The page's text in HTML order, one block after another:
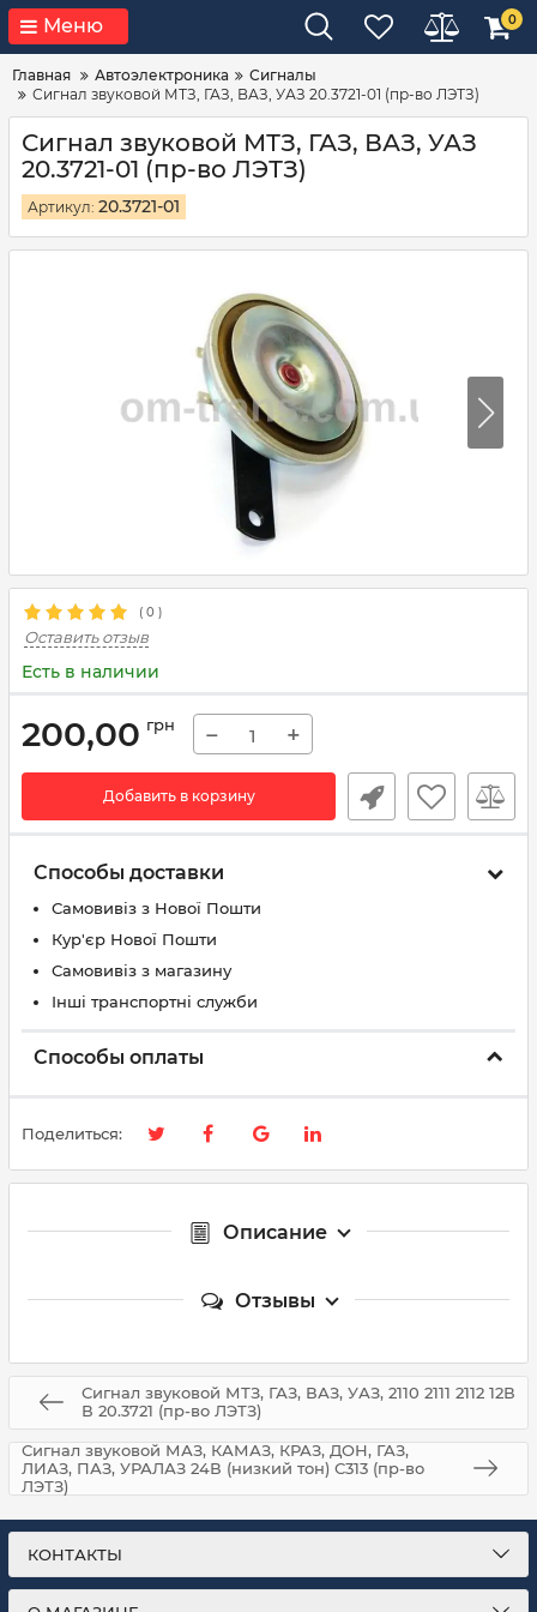
Меню 0
Главная Автоэлектроника
Сигналы
Сигнал звуковой МТЗ, ГАЗ, ВАЗ, УАЗ 20.3721-01 (пр-во ЛЭТЗ)
Сигнал звуковой МТЗ, ГАЗ, ВАЗ, УАЗ
20.3721-01 (пр-во ЛЭТЗ)
Артикул: 20.3721-01
( 0 )
Оставить отзыв
Есть в наличии
200,00 грн − +
Добавить в корзину
Способы доставки
Самовивіз з Нової Пошти
Кур'єр Нової Пошти
Самовивіз з магазину
Інші транспортні служби
Способы оплаты
Поделиться:
Описание
Отзывы
Сигнал звуковой МТЗ, ГАЗ, ВАЗ, УАЗ, 2110 2111 2112 12В
В 20.3721 (пр-во ЛЭТЗ)
Сигнал звуковой МАЗ, КАМАЗ, КРАЗ, ДОН, ГАЗ,
ЛИАЗ, ПАЗ, УРАЛАЗ 24В (низкий тон) С313 (пр-во
ЛЭТЗ)
КОНТАКТЫ